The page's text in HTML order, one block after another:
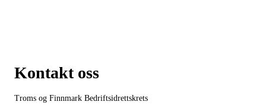
Kontakt oss
Troms og Finnmark Bedriftsidrettskrets